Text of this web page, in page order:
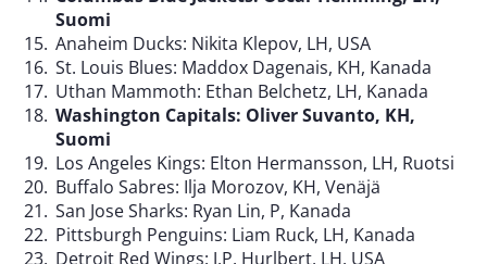
Suomi
Anaheim Ducks: Nikita Klepov, LH, USA
St. Louis Blues: Maddox Dagenais, KH, Kanada
Uthan Mammoth: Ethan Belchetz, LH, Kanada
Washington Capitals: Oliver Suvanto, KH,
Suomi
Los Angeles Kings: Elton Hermansson, LH, Ruotsi
Buffalo Sabres: Ilja Morozov, KH, Venäjä
San Jose Sharks: Ryan Lin, P, Kanada
Pittsburgh Penguins: Liam Ruck, LH, Kanada
Detroit Red Wings: J.P. Hurlbert, LH, USA